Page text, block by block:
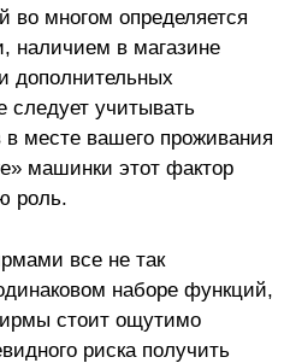
во многом определяется
наличием в магазине
дополнительных
следует учитывать
месте вашего проживания
машинки этот фактор
роль.
все не так
наборе функций,
стоит ощутимо
риска получить